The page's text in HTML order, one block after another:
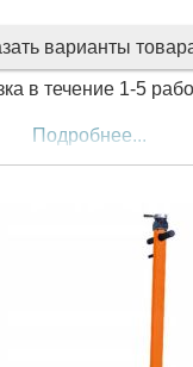
варианты
в течение 1-5
Подробнее...